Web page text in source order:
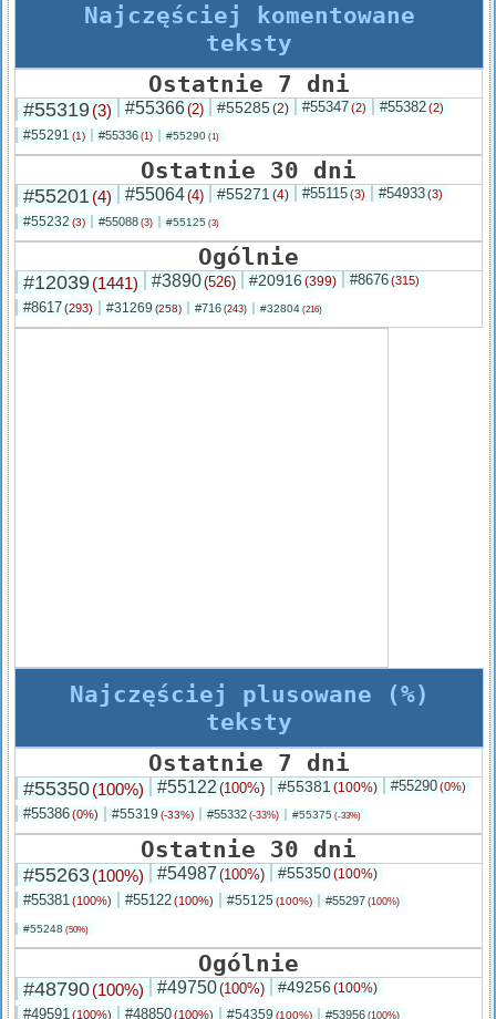
Najczęściej komentowane
teksty
Ostatnie 7 dni
#55319(3) #55366(2) #55285(2) #55347(2) #55382(2)
#55291 (1) #55336 (1) #55290 (1)
Ostatnie 30 dni
#55201(4) #55064(4) #55271 (4) #55115(3) #54933(3)
#55232 (3) #55088 (3) #55125 (3)
Ogólnie
#12039(1441) #3890(526) #20916 (399) #8676(315)
#8617(293) #31269 (258) #716 (243) #32804 (216)
Najczęściej plusowane (%)
teksty
Ostatnie 7 dni
#55350(100%) #55122 (100%) #55381 (100%) #55290(0%)
#55386(0%) #55319 (-33%) #55332 (-33%) #55375 (-33%)
Ostatnie 30 dni
#55263(100%) #54987 (100%) #55350(100%)
#55381(100%) #55122(100%) #55125 (100%) #55297 (100%)
#55248 (50%)
Ogólnie
#48790(100%) #49750(100%) #49256 (100%)
#49591(100%) #48850(100%) #54359 (100%) #53956 (100%)